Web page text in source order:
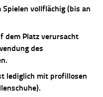
vollflächig (bis an
dem Platz verursacht
des
lediglich mit profillosen